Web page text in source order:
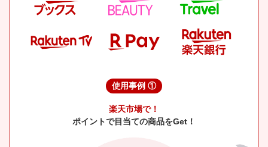
使用事例 ①
楽天市場で！
ポイントで目当ての商品をGet！